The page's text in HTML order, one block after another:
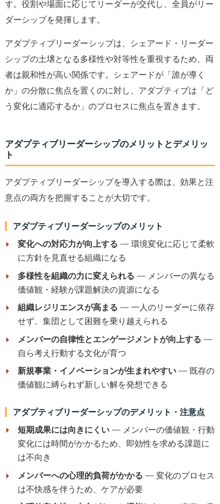
す。役割や場面に応じてリーダーが交代し、全員がリー
ダーシップを発揮します。
アダプティブリーダーシップは、シェアード・リーダー
シップの土壌となる多様性や対等性を重視するため、両
者は親和性が高い関係です。シェアードが「誰が導く
か」の分散に焦点を置くのに対し、アダプティブは「ど
う変化に適応するか」のプロセスに焦点を置きます。
アダプティブリーダーシップのメリットとデメリッ
ト
アダプティブリーダーシップを導入する際は、効果と注
意点の両方を把握することが大切です。
アダプティブリーダーシップのメリット
変化への対応力が向上する — 環境変化に応じて柔軟
に方針を見直せる組織になる
多様性を組織の力に変えられる — メンバーの異なる
価値観・経験が課題解決の資源になる
組織レジリエンスが高まる — 一人のリーダーに依存
せず、集団として困難を乗り越えられる
メンバーの自律性とエンゲージメントが向上する —
自ら考え行動する文化が育つ
新規事業・イノベーションが生まれやすい— 既存の
価値観に縛られず新しい解を発想できる
アダプティブリーダーシップのデメリット・注意点
短期成果には向きにくい— メンバーの価値観・行動
変化には時間がかかるため、即効性を求める課題に
は不向き
メンバーへの心理的負荷がかかる — 変化のプロセス
は不快感を伴うため、ケアが必要